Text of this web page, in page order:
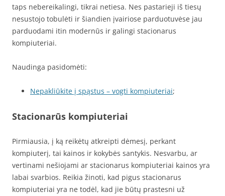
taps nebereikalingi, tikrai netiesa. Nes pastarieji iš tiesų
nesustojo tobulėti ir šiandien įvairiose parduotuvėse jau
parduodami itin modernūs ir galingi stacionarus
kompiuteriai.
Naudinga pasidomėti:
Nepakliūkite į spąstus – vogti kompiuteriai;
Stacionarūs kompiuteriai
Pirmiausia, į ką reikėtų atkreipti dėmesį, perkant
kompiuterį, tai kainos ir kokybės santykis. Nesvarbu, ar
vertinami nešiojami ar stacionarus kompiuteriai kainos yra
labai svarbios. Reikia žinoti, kad pigus stacionarus
kompiuteriai yra ne todėl, kad jie būtų prastesni už